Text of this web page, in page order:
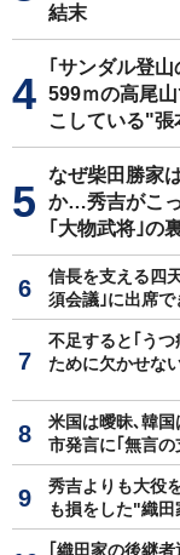
結末
｢サンダル登
599ｍの高尾
こしている"張
なぜ柴田勝家
か…秀吉がこ
｢大物武将｣の
信長を支える四
須会議｣に出席
不足すると｢う
ために欠かせな
米国は曖昧､韓
市発言に｢無言
秀吉よりも大役
も損をした"織
｢織田家の後継